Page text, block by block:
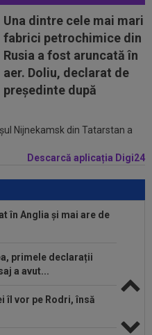
Una dintre cele mai mari
fabrici petrochimice din
Rusia a fost aruncată în
aer. Doliu, declarat de
președinte după
Nijnekamsk din Tatarstan a
Descarcă aplicația Digi24
VIDEO, 18:30, Digi
transferul de la
sold-out la Sepsi -
biletele ca...
Primarul din
în Anglia și mai are de
primele declarații
a avut...
îl vor pe Rodri, însă